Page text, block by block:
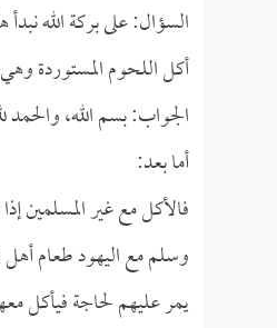
السؤال: على بركة الله
أكل اللحوم المستوردة
الجواب: بسم الله،
أما بعد:
فالأكل مع غير المسلمين
وسلم مع اليهود طعام
يمر عليهم لحاجة فيأكل